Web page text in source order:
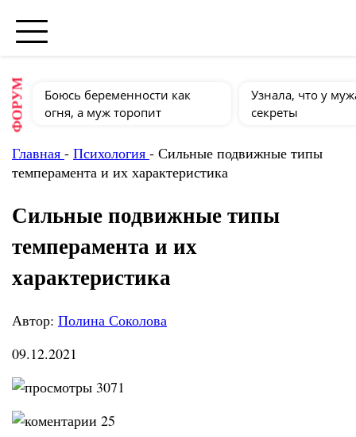
ФОРУМ
Боюсь беременности как
огня, а муж торопит
Узнала, что у
секреты
Главная - Психология - Сильные подвижные типы
темперамента и их характеристика
Сильные подвижные типы
темперамента и их
характеристика
Автор: Полина Соколова
09.12.2021
3071
25